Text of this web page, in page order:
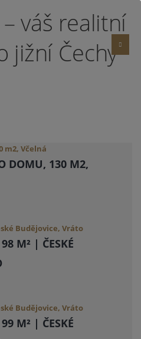
DOMU, 130 M2,
M² | ČESKÉ
M² | ČESKÉ